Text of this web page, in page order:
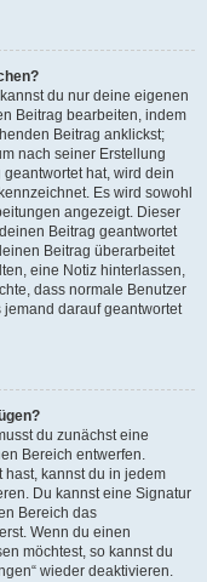
du nur deine eigenen
Beitrag bearbeiten, indem
Beitrag anklickst;
nach seiner Erstellung
hat, wird dein
Es wird sowohl
angezeigt. Dieser
Beitrag geantwortet
Beitrag überarbeitet
eine Notiz hinterlassen,
dass normale Benutzer
darauf geantwortet
du zunächst eine
Bereich entwerfen.
kannst du in jedem
Du kannst eine Signatur
Bereich das
Wenn du einen
möchtest, so kannst du
wieder deaktivieren.